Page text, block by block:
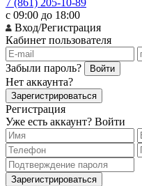
7 (861) 205-10-89
с 09:00 до 18:00
Вход/Регистрация
Кабинет пользователя
Забыли пароль? Войти
Нет аккаунта?
Зарегистрироваться
Регистрация
Уже есть аккаунт? Войти
Зарегистрироваться